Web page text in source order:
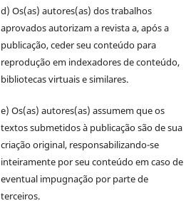
d) Os(as) autores(as) dos trabalhos
aprovados autorizam a revista a, após a
publicação, ceder seu conteúdo para
reprodução em indexadores de conteúdo,
bibliotecas virtuais e similares.
e) Os(as) autores(as) assumem que os
textos submetidos à publicação são de sua
criação original, responsabilizando-se
inteiramente por seu conteúdo em caso de
eventual impugnação por parte de
terceiros.